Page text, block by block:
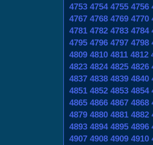
4753 4754 4755 4756
4767 4768 4769 4770
4781 4782 4783 4784
4795 4796 4797 4798
4809 4810 4811 4812
4823 4824 4825 4826
4837 4838 4839 4840
4851 4852 4853 4854
4865 4866 4867 4868
4879 4880 4881 4882
4893 4894 4895 4896
4907 4908 4909 4910